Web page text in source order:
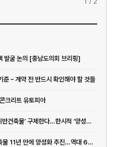
발굴 논의 [충남도의회 브리핑]
– 계약 전 반드시 확인해야 할 것들
크리트 유토피아
[법규] 4만6000동 소규모 주거용 ‘위반건축물’ 구제한다…한시적 ‘양성화...
[법규] 국토부, 소규모 주거용 위반건축물 11년 만에 양성화 추진…역대 6번째